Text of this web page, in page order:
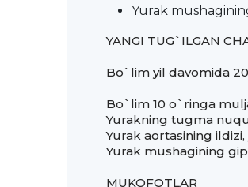
Yurak
YANGI TUG`ILGAN
Bo`lim yil davomida
Bo`lim 10 o`ringa
Yurakning tugma
Yurak aortasining
Yurak mushagining
MUKOFOTLAR